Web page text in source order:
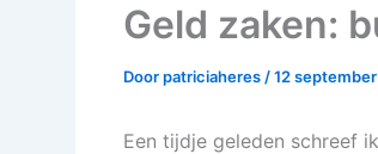
Geld zaken:
Doorpatriciaheres /12
Een tijdje geleden schreef